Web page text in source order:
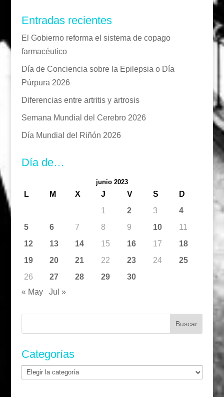
Entradas recientes
El Gobierno reforma el sistema de copago
farmacéutico
Día de Conciencia sobre la Epilepsia o Día
Púrpura 2026
Diferencias entre artritis y artrosis
Semana Mundial del Cerebro 2026
Día Mundial del Riñón 2026
Día de…
junio 2023
L M X J V S
D
1
2 3
4
5
6 7 8 9 10
11
12
13 14 15 16 17
18
19
20 21 22 23 24
25
26
27 28 29
30
« May
Jul »
Categorías
Categorías